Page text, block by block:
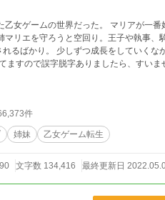
女ゲームの世界だった。 マリアが一番
、残念ヒロインちゃ
件
姉妹 乙女ゲーム転生
文字数 134,416 最終更新日